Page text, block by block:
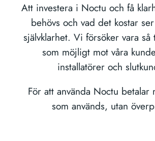
Att investera i Noctu och få
behövs och vad det kostar
självklarhet. Vi försöker vara så
som möjligt mot våra
installatörer och
För att använda Noctu betalar
som används, utan